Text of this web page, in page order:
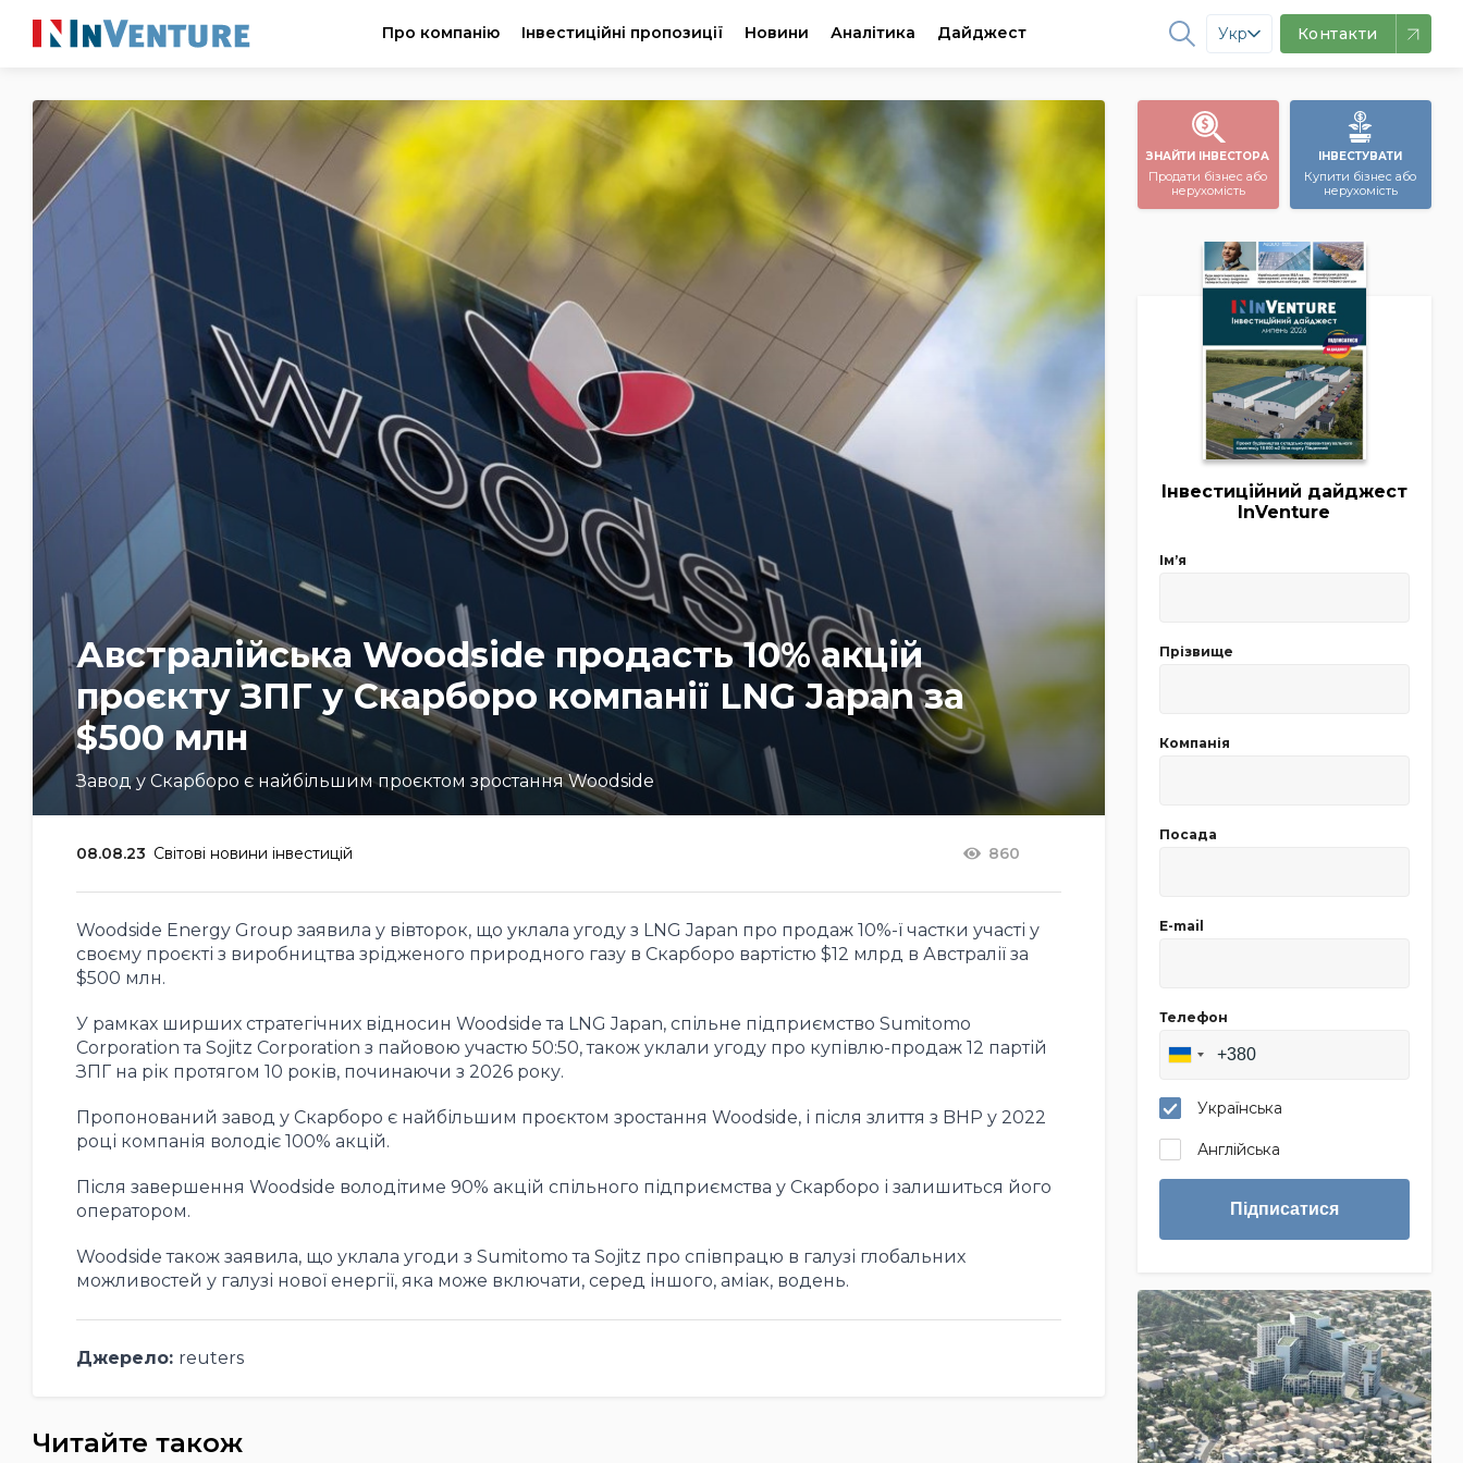
Про компанію Інвестиційні пропозиції Новини Аналітика Дайджест Укр Контакти
Австралійська Woodside продасть 10% акцій
проєкту ЗПГ у Скарборо компанії LNG Japan за
$500 млн
Завод у Скарборо є найбільшим проєктом зростання Woodside
08.08.23 Світові новини інвестицій 860
Woodside Energy Group заявила у вівторок, що уклала угоду з LNG Japan про продаж 10%-ї частки участі у
своєму проєкті з виробництва зрідженого природного газу в Скарборо вартістю $12 млрд в Австралії за
$500 млн.
У рамках ширших стратегічних відносин Woodside та LNG Japan, спільне підприємство Sumitomo
Corporation та Sojitz Corporation з пайовою участю 50:50, також уклали угоду про купівлю-продаж 12 партій
ЗПГ на рік протягом 10 років, починаючи з 2026 року.
Пропонований завод у Скарборо є найбільшим проєктом зростання Woodside, і після злиття з BHP у 2022
році компанія володіє 100% акцій.
Після завершення Woodside володітиме 90% акцій спільного підприємства у Скарборо і залишиться його
оператором.
Woodside також заявила, що уклала угоди з Sumitomo та Sojitz про співпрацю в галузі глобальних
можливостей у галузі нової енергії, яка може включати, серед іншого, аміак, водень.
Джерело: reuters
Читайте також
ЗНАЙТИ ІНВЕСТОРА
Продати бізнес або
нерухомість
ІНВЕСТУВАТИ
Купити бізнес або
нерухомість
Інвестиційний дайджест
InVenture
Імʼя
Прізвище
Компанія
Посада
E-mail
Телефон
Українська
Англійська
Підписатися